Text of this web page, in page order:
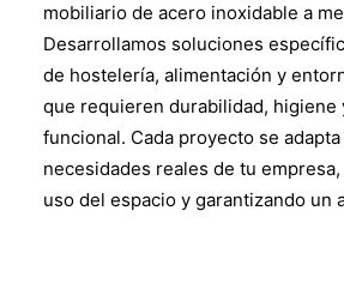
mobiliario de acero inoxidable a
Desarrollamos soluciones
de hostelería, alimentación y
que requieren durabilidad, higiene
funcional. Cada proyecto se adapta
necesidades reales de tu
uso del espacio y garantizando un